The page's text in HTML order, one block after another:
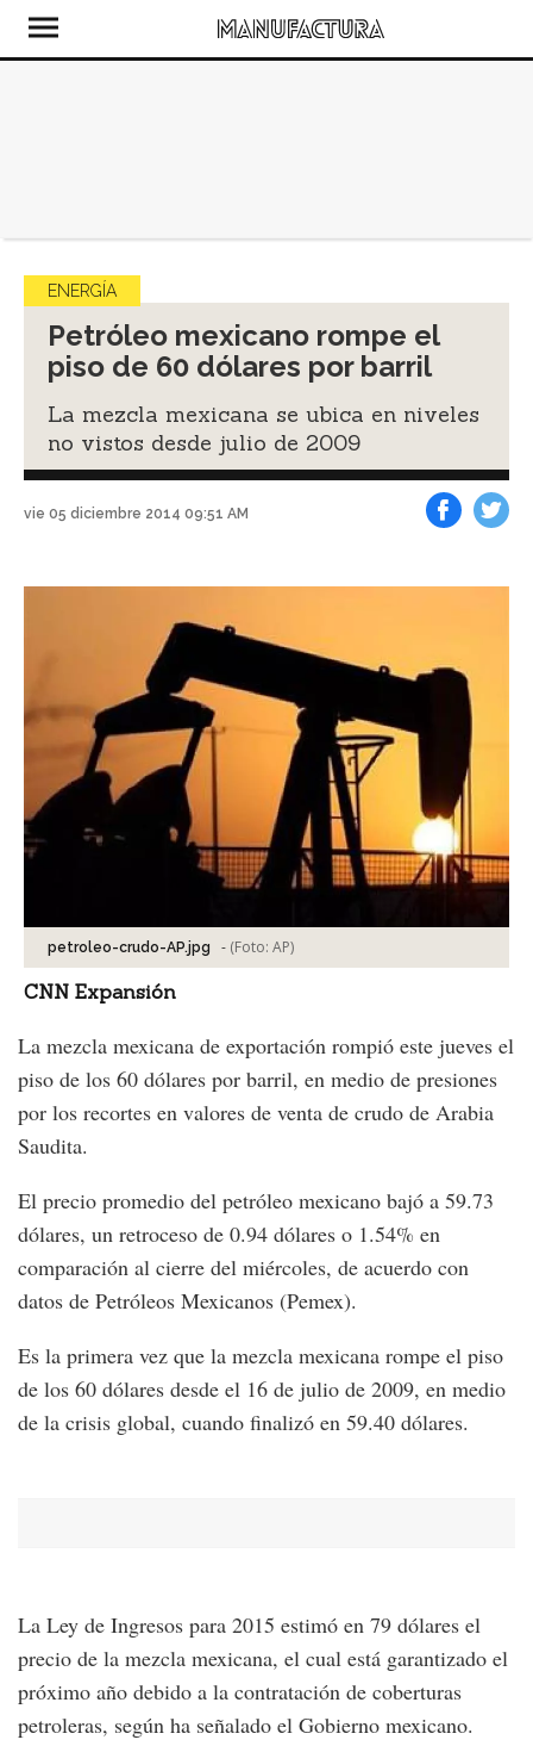
ENERGÍA
Petróleo mexicano rompe el
piso de 60 dólares por barril
La mezcla mexicana se ubica en niveles
no vistos desde julio de 2009
vie 05 diciembre 2014 09:51 AM
petroleo-crudo-AP.jpg - (Foto: AP)
CNN Expansión
La mezcla mexicana de exportación rompió este jueves el
piso de los 60 dólares por barril, en medio de presiones
por los recortes en valores de venta de crudo de Arabia
Saudita.
El precio promedio del petróleo mexicano bajó a 59.73
dólares, un retroceso de 0.94 dólares o 1.54% en
comparación al cierre del miércoles, de acuerdo con
datos de Petróleos Mexicanos (Pemex).
Es la primera vez que la mezcla mexicana rompe el piso
de los 60 dólares desde el 16 de julio de 2009, en medio
de la crisis global, cuando finalizó en 59.40 dólares.
La Ley de Ingresos para 2015 estimó en 79 dólares el
precio de la mezcla mexicana, el cual está garantizado el
próximo año debido a la contratación de coberturas
petroleras, según ha señalado el Gobierno mexicano.